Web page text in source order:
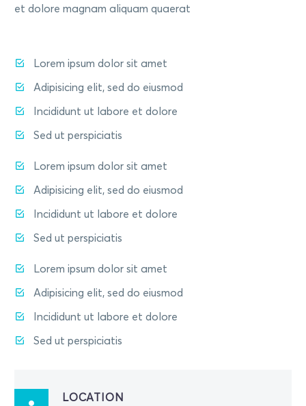
et dolore magnam aliquam quaerat
Lorem ipsum dolor sit amet
Adipisicing elit, sed do eiusmod
Incididunt ut labore et dolore
Sed ut perspiciatis
Lorem ipsum dolor sit amet
Adipisicing elit, sed do eiusmod
Incididunt ut labore et dolore
Sed ut perspiciatis
Lorem ipsum dolor sit amet
Adipisicing elit, sed do eiusmod
Incididunt ut labore et dolore
Sed ut perspiciatis
LOCATION